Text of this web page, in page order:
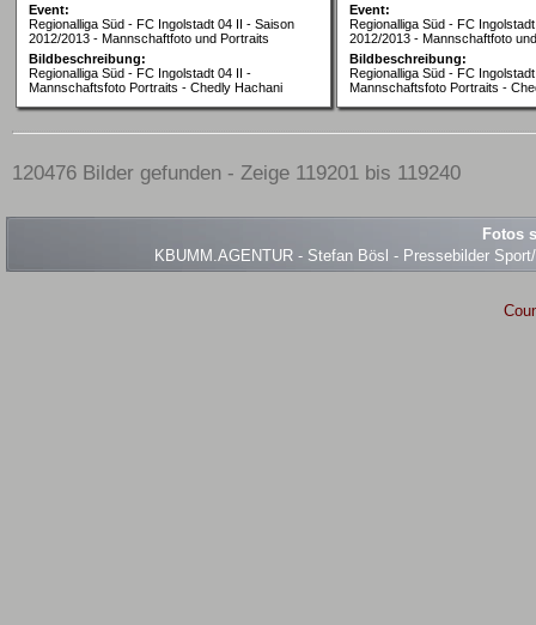
Event:
Regionalliga Süd - FC Ingolstadt 04 II - Saison
2012/2013 - Mannschaftfoto und Portraits
Bildbeschreibung:
Regionalliga Süd - FC Ingolstadt 04 II -
Mannschaftsfoto Portraits - Chedly Hachani
Event:
Regionalliga Süd - FC
2012/2013 - Mannschaftfoto
Bildbeschreibung:
Regionalliga Süd - FC
Mannschaftsfoto Portraits -
120476 Bilder gefunden - Zeige 119201 bis 119240
Fotos
KBUMM.AGENTUR - Stefan Bösl - Pressebilder